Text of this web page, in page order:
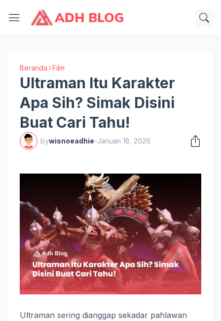
Beranda Film
Ultraman Itu Karakter
Apa Sih? Simak Disini
Buat Cari Tahu!
bywisnoeadhie-Januari 18, 2026
Ultraman sering dianggap sekadar pahlawan